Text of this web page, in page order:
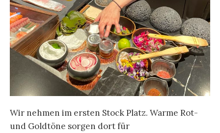
Wir nehmen im ersten Stock Platz. Warme Rot-
und Goldtöne sorgen dort für